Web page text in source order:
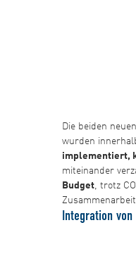
Die beiden
wurden
implementiert,
miteinander
Budget, trotz
Integration